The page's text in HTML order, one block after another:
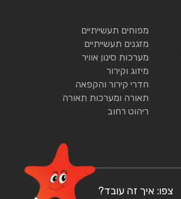
מפוחים תעשייתיים
מזגנים תעשייתיים
מערכות סינון אוויר
מיזוג וקירור
חדרי קירור והקפאה
תאורה ומערכות תאורה
ריהוט רחוב
צפו: איך זה עובד?